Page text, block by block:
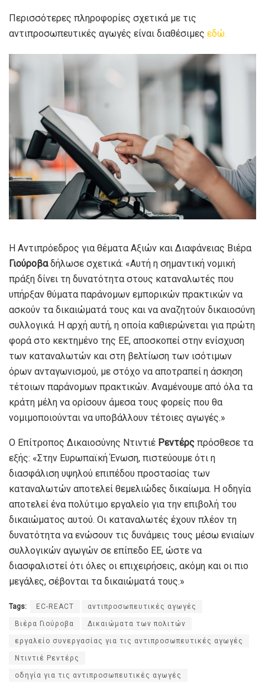
Περισσότερες πληροφορίες σχετικά με τις
αντιπροσωπευτικές αγωγές είναι διαθέσιμες εδώ.
Η Αντιπρόεδρος για θέματα Αξιών και Διαφάνειας Βιέρα
Γιούροβαδήλωσε σχετικά: «Αυτή η σημαντική νομική
πράξη δίνει τη δυνατότητα στους καταναλωτές που
υπήρξαν θύματα παράνομων εμπορικών πρακτικών να
ασκούν τα δικαιώματά τους και να αναζητούν δικαιοσύνη
συλλογικά. Η αρχή αυτή, η οποία καθιερώνεται για πρώτη
φορά στο κεκτημένο της ΕΕ, αποσκοπεί στην ενίσχυση
των καταναλωτών και στη βελτίωση των ισότιμων
όρων ανταγωνισμού, με στόχο να αποτραπεί η άσκηση
τέτοιων παράνομων πρακτικών. Αναμένουμε από όλα τα
κράτη μέλη να ορίσουν άμεσα τους φορείς που θα
νομιμοποιούνται να υποβάλλουν τέτοιες αγωγές.»
Ο Επίτροπος Δικαιοσύνης Ντιντιέ Ρεντέρς πρόσθεσε τα
εξής: «Στην Ευρωπαϊκή Ένωση, πιστεύουμε ότι η
διασφάλιση υψηλού επιπέδου προστασίας των
καταναλωτών αποτελεί θεμελιώδες δικαίωμα. Η οδηγία
αποτελεί ένα πολύτιμο εργαλείο για την επιβολή του
δικαιώματος αυτού. Οι καταναλωτές έχουν πλέον τη
δυνατότητα να ενώσουν τις δυνάμεις τους μέσω ενιαίων
συλλογικών αγωγών σε επίπεδο ΕΕ, ώστε να
διασφαλιστεί ότι όλες οι επιχειρήσεις, ακόμη και οι πιο
μεγάλες, σέβονται τα δικαιώματά τους.»
Tags: EC-REACT αντιπροσωπευτικές αγωγές
Βιέρα Γιούροβα Δικαιώματα των πολιτών
εργαλείο συνεργασίας για τις αντιπροσωπευτικές αγωγές
Ντιντιέ Ρεντέρς
οδηγία για τις αντιπροσωπευτικές αγωγές